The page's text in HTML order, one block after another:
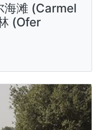
海滩 (Carmel
(Ofer